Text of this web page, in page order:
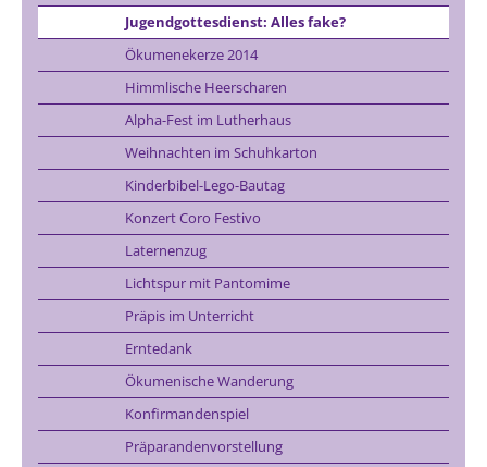
Jugendgottesdienst: Alles fake?
Ökumenekerze 2014
Himmlische Heerscharen
Alpha-Fest im Lutherhaus
Weihnachten im Schuhkarton
Kinderbibel-Lego-Bautag
Konzert Coro Festivo
Laternenzug
Lichtspur mit Pantomime
Präpis im Unterricht
Erntedank
Ökumenische Wanderung
Konfirmandenspiel
Präparandenvorstellung